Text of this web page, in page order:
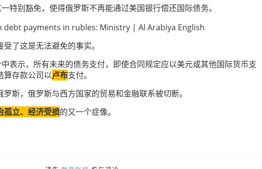
特别豁免，使得俄罗斯不再能通过美国银行偿还国际债务。
了这是无法避免的事实。
表示，所有未来的债务支付，即使合同规定应以美元或其他国际货币支
算存款公司以卢布支付。
斯，俄罗斯与西方国家的贸易和金融联系被切断。
孤立、经济受损的又一个症像。